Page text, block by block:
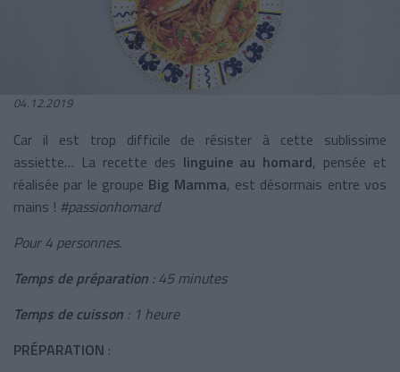
04.12.2019
Car il est trop difficile de résister à cette sublissime
assiette… La recette des linguine au homard, pensée et
réalisée par le groupe Big Mamma, est désormais entre vos
mains ! #passionhomard
Pour 4 personnes.
Temps de préparation : 45 minutes
Temps de cuisson : 1 heure
PRÉPARATION :